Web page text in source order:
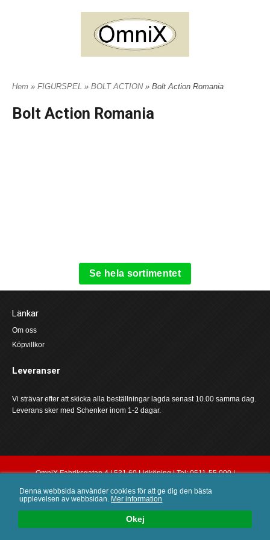
Okej
Denna webbsida använder cookies för att ge dig den bästa
upplevelsen av webbsidan. Mer information
Hem » FIGURSPEL » BOLT ACTION » Bolt Action Romania
Bolt Action Romania
Se hela sortimentet
Länkar
Om oss
Köpvillkor
Leveranser
Vi strävar efter att skicka alla beställningar lagda senast 10.00 samma dag.
Leverans sker med Schenker inom 1-2 dagar.
OmniX Fabriksgatan 4 | 531 60 Lidköping | Tel: 0511-55 000 |